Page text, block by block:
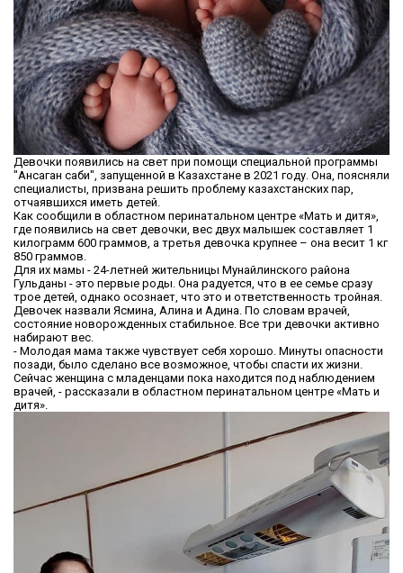
Девочки появились на свет при помощи специальной программы
"Ансаган саби", запущенной в Казахстане в 2021 году. Она, поясняли
специалисты, призвана решить проблему казахстанских пар,
отчаявшихся иметь детей.
Как сообщили в областном перинатальном центре «Мать и дитя»,
где появились на свет девочки, вес двух малышек составляет 1
килограмм 600 граммов, а третья девочка крупнее – она весит 1 кг
850 граммов.
Для их мамы - 24-летней жительницы Мунайлинского района
Гульданы - это первые роды. Она радуется, что в ее семье сразу
трое детей, однако осознает, что это и ответственность тройная.
Девочек назвали Ясмина, Алина и Адина. По словам врачей,
состояние новорожденных стабильное. Все три девочки активно
набирают вес.
- Молодая мама также чувствует себя хорошо. Минуты опасности
позади, было сделано все возможное, чтобы спасти их жизни.
Сейчас женщина с младенцами пока находится под наблюдением
врачей, - рассказали в областном перинатальном центре «Мать и
дитя».